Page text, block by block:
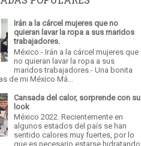
Irán a la cárcel mujeres que no
quieran lavar la ropa a sus maridos
trabajadores.
México.- Irán a la cárcel mujeres que
no quieran lavar la ropa a sus
maridos trabajadores.- Una bonita
de mi México Má...
Cansada del calor, sorprende con su
look
México 2022. Recientemente en
algunos estados del país se han
sentido calores muy fuertes, por lo
que es necesario estarse hidratando